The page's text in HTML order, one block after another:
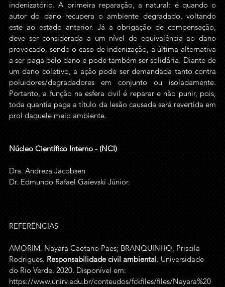
indenizatório. A primeira reparação, a natural: é quando o
autor do dano recupera o ambiente degradado, voltando
este ao estado anterior. Já a obrigação de compensação,
deve ser considerada a um nível de equivalência ao dano
provocado, sendo o caso de indenização, a última alternativa
a ser paga pelo dano e pode também ser solidária. Diante de
um dano coletivo, a ação pode ser demandada tanto contra
poluidores/degradadores em conjunto ou isoladamente.
Portanto, a função na esfera civil é reparar e não punir, pois,
toda quantia paga a título da lesão causada será revertida em
prol daquele meio ambiente.
Núcleo Científico Interno - (NCI)
Dra. Andreza Jacobsen
Dr. Edmundo Rafael Gaievski Júnior.
REFERÊNCIAS
AMORIM. Nayara Caetano Paes; BRANQUINHO, Priscila
Rodrigues. Responsabilidade civil ambiental. Universidade
do Rio Verde. 2020. Disponível em:
https://www.unirv.edu.br/conteudos/fckfiles/files/Nayara%20